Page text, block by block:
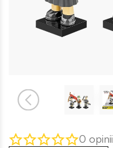
0 opinii